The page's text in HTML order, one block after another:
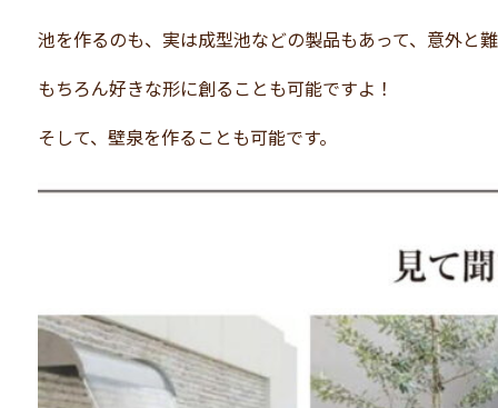
池を作るのも、実は成型池などの製品もあって、意外と
もちろん好きな形に創ることも可能ですよ！
そして、壁泉を作ることも可能です。